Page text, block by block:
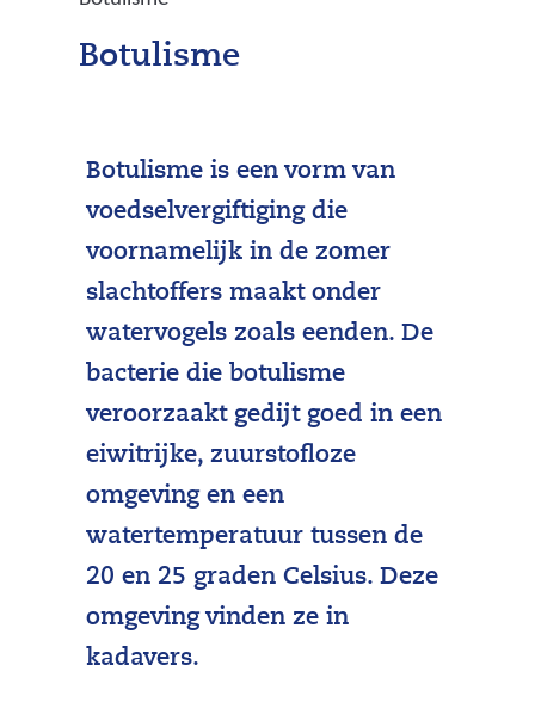
n
p
Botulisme
Botulisme is een vorm van
voedselvergiftiging die
voornamelijk in de zomer
slachtoffers maakt onder
watervogels zoals eenden. De
bacterie die botulisme
veroorzaakt gedijt goed in een
eiwitrijke, zuurstofloze
omgeving en een
watertemperatuur tussen de
20 en 25 graden Celsius. Deze
omgeving vinden ze in
kadavers.